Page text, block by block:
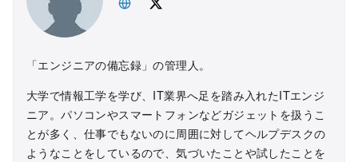
「エンジニアの備忘録」の管理人。
大学で情報工学を学び、IT業界へ足を踏み入れたITエンジ
ニア。パソコンやスマートフォンなどガジェットを扱うこ
とが多く、仕事でもないのに周囲に対してヘルプデスクの
ようなことをしているので、気づいたことや試したことを